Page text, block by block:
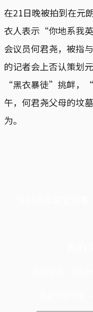
在21日晚被拍到在元
衣人表示“你地系我
会议员何君尧，被指
的记者会上否认策划
“黑衣暴徒”挑衅，
午，何君尧父母的坟
为。